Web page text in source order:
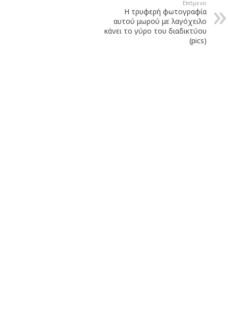
Επόμενο
Η τρυφερή φωτογραφία
αυτού μωρού με λαγόχειλο
κάνει το γύρο του διαδικτύου
(pics)